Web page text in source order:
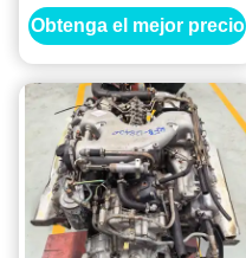
de cambios de 6
velocidades para camión
ligero
Obtenga el mejor precio